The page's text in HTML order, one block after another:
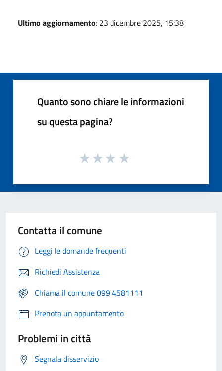
Ultimo aggiornamento: 23 dicembre 2025, 15:38
Quanto sono chiare le informazioni
su questa pagina?
Contatta il comune
Leggi le domande frequenti
Richiedi Assistenza
Chiama il comune 099 4581111
Prenota un appuntamento
Problemi in città
Segnala disservizio